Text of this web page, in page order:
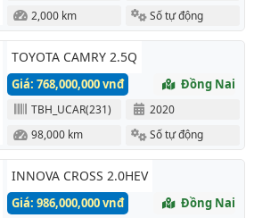
2,000 km
Số tự động
TOYOTA CAMRY 2.5Q
Giá: 768,000,000 vnđ Đồng Nai
TBH_UCAR(231)
2020
98,000 km
Số tự động
INNOVA CROSS 2.0HEV
Giá: 986,000,000 vnđ Đồng Nai